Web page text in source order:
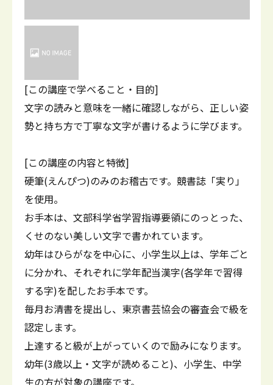
[この講座で学べること・目的]
文字の読みと意味を一緒に確認しながら、正しい姿
勢と持ち方で丁寧な文字が書けるように学びます。
[この講座の内容と特徴]
硬筆(えんぴつ)のみのお稽古です。競書誌「実り」
を使用。
お手本は、文部科学省学習指導要領にのっとった、
くせのない美しい文字で書かれています。
幼年はひらがなを中心に、小学生以上は、学年ごと
に分かれ、それぞれに学年配当漢字(各学年で習得
する字)を配したお手本です。
毎月お清書を提出し、東京書芸協会の審査会で級を
認定します。
上達すると級が上がっていくので励みになります。
幼年(3歳以上・文字が読めること)、小学生、中学
生の方が対象の講座です。